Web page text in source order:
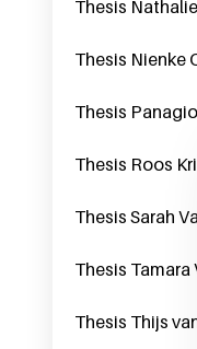
Thesis
Thesis Nienke
Thesis
Thesis Roos
Thesis Sarah
Thesis Tamara
Thesis Thijs